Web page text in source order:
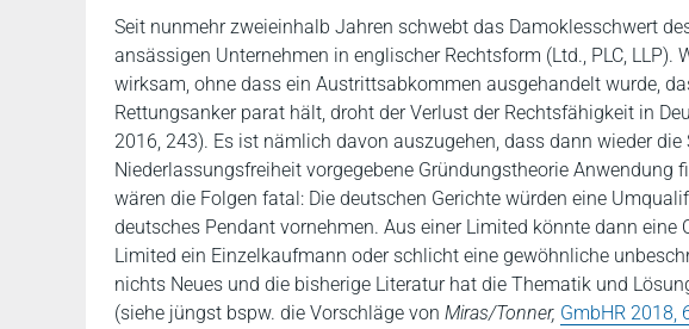
Seit nunmehr zweieinhalb Jahren schwebt das Damoklesschwert
ansässigen Unternehmen in englischer Rechtsform (Ltd., PLC, LLP).
wirksam, ohne dass ein Austrittsabkommen ausgehandelt wurde,
Rettungsanker parat hält, droht der Verlust der Rechtsfähigkeit in
2016, 243). Es ist nämlich davon auszugehen, dass dann wieder
Niederlassungsfreiheit vorgegebene Gründungstheorie Anwendung
wären die Folgen fatal: Die deutschen Gerichte würden eine
deutsches Pendant vornehmen. Aus einer Limited könnte dann eine
Limited ein Einzelkaufmann oder schlicht eine gewöhnliche
nichts Neues und die bisherige Literatur hat die Thematik und
(siehe jüngst bspw. die Vorschläge von Miras/Tonner, GmbHR 2018,